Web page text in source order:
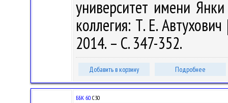
университет имени
коллегия: Т. Е.
2014. – С. 347-352.
Добавить в корзину Подробнее
ББК 60.С30